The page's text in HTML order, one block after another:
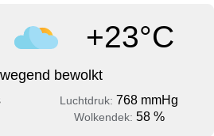
+23°C
bewolkt
Luchtdruk: 768 mmHg
Wolkendek: 58 %